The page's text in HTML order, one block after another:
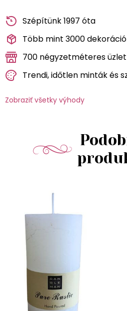
Szépítünk 1997 óta
Több mint 3000
700 négyzetméteres
Trendi, időtlen minták és
Zobraziť všetky výhody